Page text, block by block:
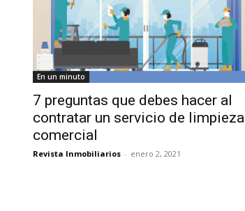
En un minuto
7 preguntas que debes hacer al
contratar un servicio de limpieza
comercial
Revista Inmobiliarios - enero 2, 2021